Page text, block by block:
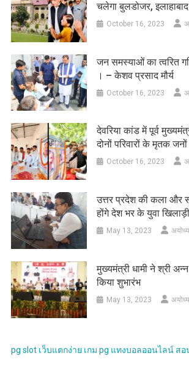
चलेगा बुलडोजर,
October 16, 2023
जन समस्याओं का त्वरित
। – केशव प्रसाद मौर्य
October 16, 2023
देवरिया कांड में पूर्व
दोनों परिवारों के मृतक
October 16, 2023
उत्तर प्रदेश की कला और
होंगे देश भर के युवा
May 13, 2023
मुख्यमंत्री धामी ने श्री
किया शुभारंभ
May 13, 2023
pg slot เว็บแตกง่าย เกม pg แทงบอลออนไลน์ สอ